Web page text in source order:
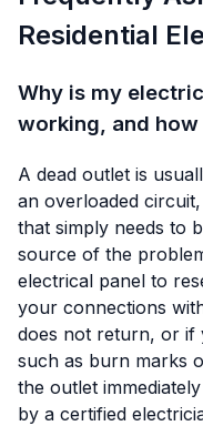
Residential
Why is my
working, and
A dead outlet is
an overloaded
that simply needs to
source of the
electrical panel to
your connections
does not return, or if
such as burn marks
the outlet
by a certified